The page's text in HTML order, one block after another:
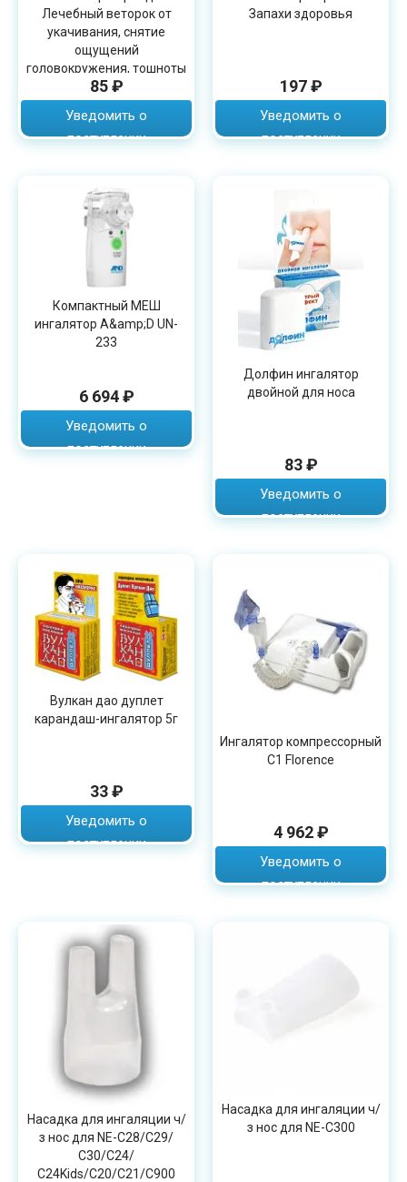
Лечебный веторок от
укачивания, снятие
ощущений
головокружения, тошноты
при морской болезни, 1.3 г
85 ₽
Уведомить о
поступлении
Запахи здоровья
197 ₽
Уведомить о
поступлении
Компактный МЕШ
ингалятор A&amp;D UN-
233
6 694 ₽
Уведомить о
поступлении
Долфин ингалятор
двойной для носа
83 ₽
Уведомить о
поступлении
Вулкан дао дуплет
карандаш-ингалятор 5г
33 ₽
Уведомить о
поступлении
Ингалятор компрессорный
C1 Florence
4 962 ₽
Уведомить о
поступлении
Насадка для ингаляции ч/
з нос для NE-С28/С29/
С30/C24/
С24Kids/C20/C21/C900
Насадка для ингаляции ч/
з нос для NE-С300